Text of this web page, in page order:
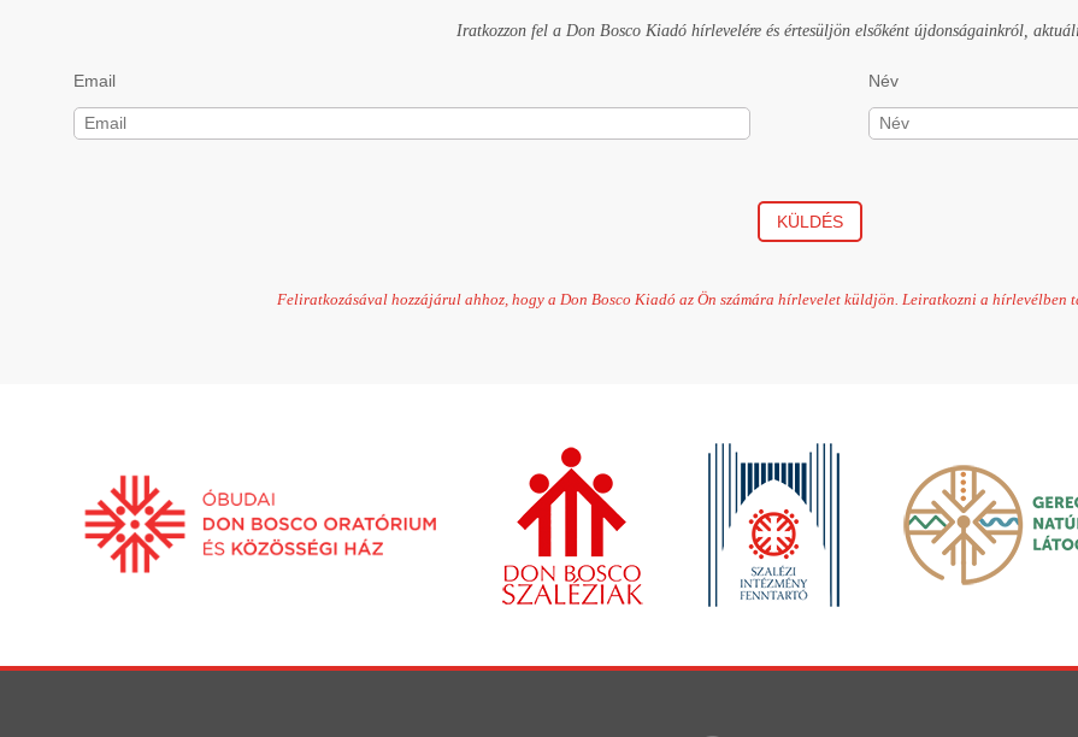
Iratkozzon fel a Don Bosco Kiadó hírlevelére és értesüljön elsőként újdonságainkról,
Email Név
KÜLDÉS
Feliratkozásával hozzájárul ahhoz, hogy a Don Bosco Kiadó az Ön számára hírlevelet küldjön. Leiratkozni a